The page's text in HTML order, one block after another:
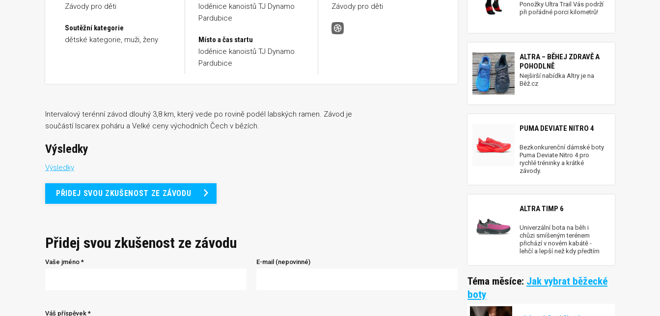
Závody pro děti
Soutěžní kategorie
dětské kategorie, muži, ženy
loděnice kanoistů TJ Dynamo
Pardubice
Místo a čas startu
loděnice kanoistů TJ Dynamo
Pardubice
Závody pro děti
Malá pardubická cross country
Intervalový terénní závod dlouhý 3,8 km, který vede po rovině podél labských ramen. Závod je
součástí Iscarex poháru a Velké ceny východních Čech v bězích.
Výsledky
Výsledky
PŘIDEJ SVOU ZKUŠENOST ZE ZÁVODU
Přidej svou zkušenost ze závodu
Vaše jméno * E-mail (nepovinné)
Váš příspěvek *
Ponožky Ultra Trail Vás podrží
při pořádné porci kilometrů!
ALTRA – BĚHEJ ZDRAVĚ A
POHODLNĚ
Nejširší nabídka Altry je na
Běž.cz
PUMA DEVIATE NITRO 4
Bezkonkurenční dámské boty
Puma Deviate Nitro 4 pro
rychlé tréninky a krátké
závody.
ALTRA TIMP 6
Univerzální bota na běh i
chůzi smíšeným terénem
přichází v novém kabátě -
lehčí a lepší než kdy předtím
Téma měsíce: Jak vybrat běžecké
boty